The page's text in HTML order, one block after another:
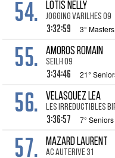
54. LOTIS Nelly
Jogging Varilhes 09
3:32:59 3°
55. AMOROS Romain
Seilh 09
3:34:46 21°
56. VELASQUEZ Lea
les irreductibles
3:36:57 7°
57. MAZARD Laurent
AC Auterive 31